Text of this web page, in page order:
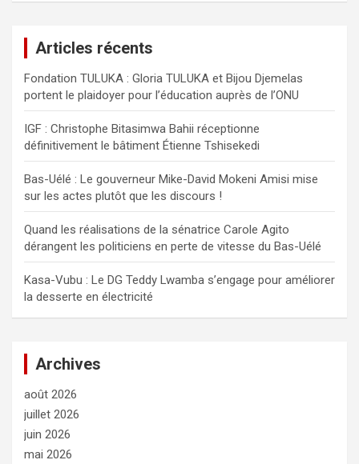
c
h
e
r
Articles récents
Fondation TULUKA : Gloria TULUKA et Bijou Djemelas
portent le plaidoyer pour l’éducation auprès de l’ONU
IGF : Christophe Bitasimwa Bahii réceptionne
définitivement le bâtiment Étienne Tshisekedi
Bas-Uélé : Le gouverneur Mike-David Mokeni Amisi mise
sur les actes plutôt que les discours !
Quand les réalisations de la sénatrice Carole Agito
dérangent les politiciens en perte de vitesse du Bas-Uélé
Kasa-Vubu : Le DG Teddy Lwamba s’engage pour améliorer
la desserte en électricité
Archives
août 2026
juillet 2026
juin 2026
mai 2026